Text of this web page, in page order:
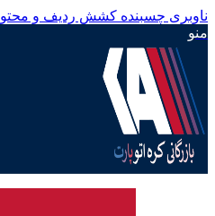
ناوبری چسبنده کشش ردیف و محتوا
منو